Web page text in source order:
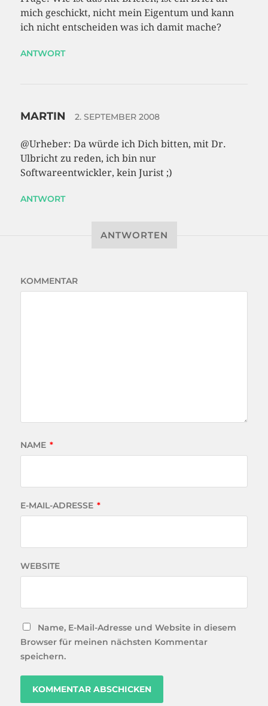
mich geschickt, nicht mein Eigentum und kann
ich nicht entscheiden was ich damit mache?
ANTWORT
MARTIN 2. SEPTEMBER 2008
@Urheber: Da würde ich Dich bitten, mit Dr.
Ulbricht zu reden, ich bin nur
Softwareentwickler, kein Jurist ;)
ANTWORT
ANTWORTEN
KOMMENTAR
NAME *
E-MAIL-ADRESSE *
WEBSITE
Name, E-Mail-Adresse und Website in diesem
Browser für meinen nächsten Kommentar
speichern.